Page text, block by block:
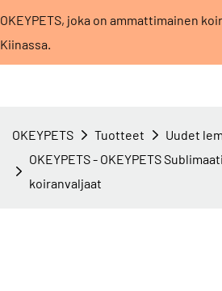
OKEYPETS, joka on ammattimainen
Kiinassa.
OKEYPETS Tuotteet Uudet
OKEYPETS - OKEYPETS
koiranvaljaat